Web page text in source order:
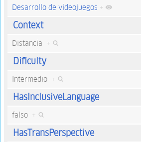
Desarrollo de videojuegos +
Context
Distancia +
Dificulty
Intermedio +
HasInclusiveLanguage
falso +
HasTransPerspective